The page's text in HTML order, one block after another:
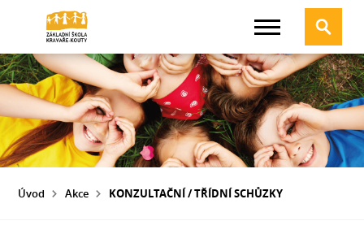
Úvod Akce KONZULTAČNÍ / TŘÍDNÍ SCHŮZKY